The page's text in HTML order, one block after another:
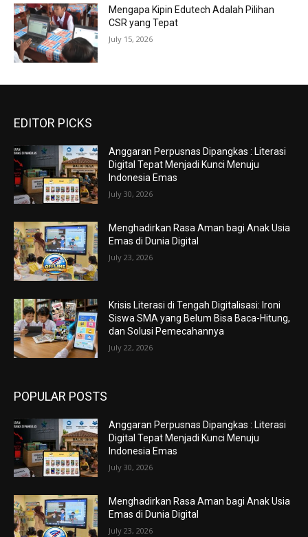
Mengapa Kipin Edutech Adalah Pilihan
CSR yang Tepat
July 15, 2026
EDITOR PICKS
Anggaran Perpusnas Dipangkas : Literasi
Digital Tepat Menjadi Kunci Menuju
Indonesia Emas
July 30, 2026
Menghadirkan Rasa Aman bagi Anak Usia
Emas di Dunia Digital
July 23, 2026
Krisis Literasi di Tengah Digitalisasi: Ironi
Siswa SMA yang Belum Bisa Baca-Hitung,
dan Solusi Pemecahannya
July 22, 2026
POPULAR POSTS
Anggaran Perpusnas Dipangkas : Literasi
Digital Tepat Menjadi Kunci Menuju
Indonesia Emas
July 30, 2026
Menghadirkan Rasa Aman bagi Anak Usia
Emas di Dunia Digital
July 23, 2026